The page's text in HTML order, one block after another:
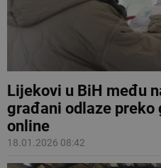
Lijekovi u BiH među
građani odlaze preko
online
18.01.2026 08:42